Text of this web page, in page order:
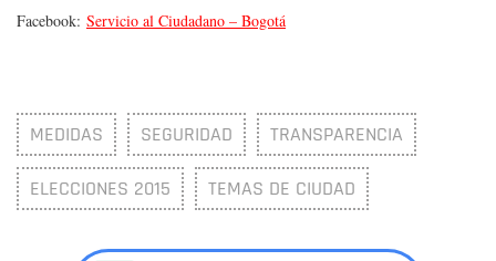
Facebook: Servicio al Ciudadano – Bogotá
MEDIDAS SEGURIDAD TRANSPARENCIA
ELECCIONES 2015 TEMAS DE CIUDAD